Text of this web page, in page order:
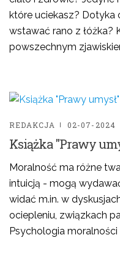
które uciekasz? Dotyka
wstawać rano z łóżka?
powszechnym
REDAKCJA
02-07-2024
Książka "Prawy
Moralność ma różne
intuicją - mogą
widać m.in. w
ociepleniu, związkach
Psychologia moralności